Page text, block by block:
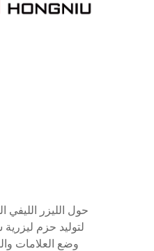
حول الليزر الليفي
لتوليد حزم
وضع العلامات